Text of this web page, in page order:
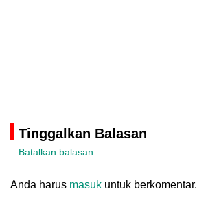
Tinggalkan Balasan
Batalkan balasan
Anda harus masuk untuk berkomentar.